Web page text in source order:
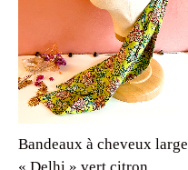
Bandeaux à cheveux large
« Delhi » vert citron